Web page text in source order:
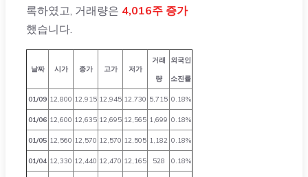
록하였고, 거래량은 4,016주 증가
했습니다.
날짜 시가 종가 고가 저가
거래
량
외국인
소진률
01/09 12,800 12,915 12,945 12,730 5,715 0.18%
01/06 12,600 12,635 12,695 12,565 1,699 0.18%
01/05 12,560 12,570 12,570 12,505 1,182 0.18%
01/04 12,330 12,440 12,470 12,165 528 0.18%